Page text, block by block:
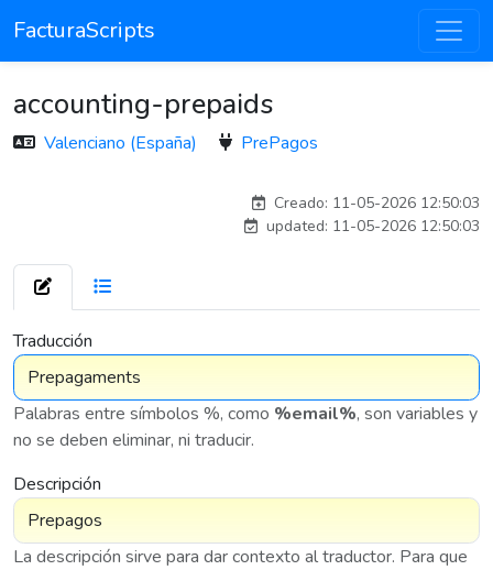
FacturaScripts
accounting-prepaids
Valenciano (España) PrePagos
Creado: 11-05-2026 12:50:03
updated: 11-05-2026 12:50:03
Traducción
Palabras entre símbolos %, como %email%, son variables y
no se deben eliminar, ni traducir.
Descripción
La descripción sirve para dar contexto al traductor. Para que